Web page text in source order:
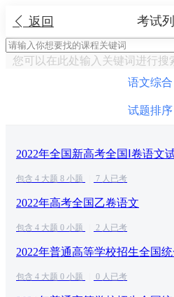
 返回 考试
您可以在此处输入关键词进行搜
语文综合
试题排序
2022年全国新高考全国Ⅰ卷语文
包含 4 大题 8 小题 7 人已考
2022年高考全国乙卷语文
包含 4 大题 0 小题 2 人已考
2022年普通高等学校招生全国
包含 4 大题 0 小题 0 人已考